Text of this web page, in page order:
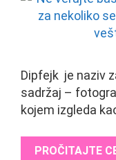
Dipfejk je naziv
sadržaj –
kojem izgleda
PROČITAJTE